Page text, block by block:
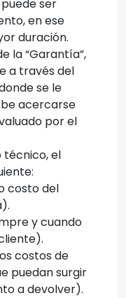
ser
en ese
duración.
la “Garantía”,
a través del
se le
acercarse
por el
técnico, el
costo del
y cuando
costos de
puedan surgir
a devolver).